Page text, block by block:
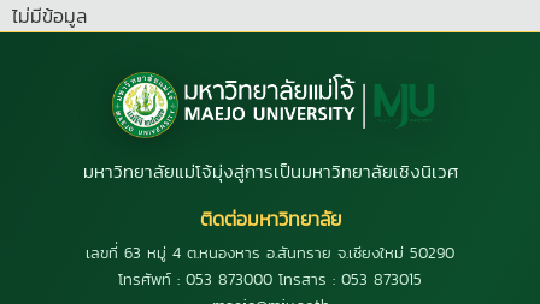
ไม่มีข้อมูล
มหาวิทยาลัยแม่โจ้มุ่งสู่การเป็นมหาวิทยาลัยเชิงนิเวศ
ติดต่อมหาวิทยาลัย
เลขที่ 63 หมู่ 4 ต.หนองหาร อ.สันทราย จ.เชียงใหม่ 50290
โทรศัพท์ : 053 873000 โทรสาร : 053 873015